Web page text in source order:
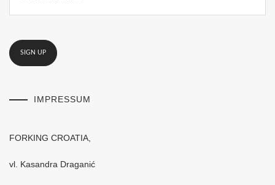
IMPRESSUM
FORKING CROATIA,
vl. Kasandra Draganić